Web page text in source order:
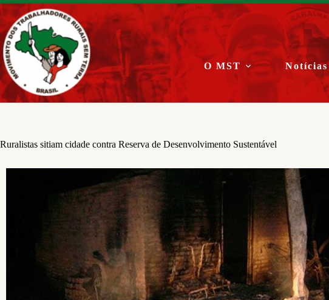
Pular
para
o
conteúdo
O MST Notícias
Ruralistas sitiam cidade contra Reserva de Desenvolvimento Sustentável